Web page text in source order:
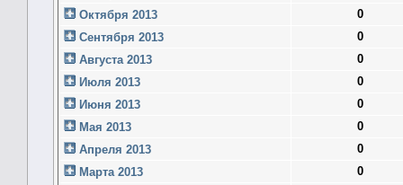
Октября 2013
0
Сентября 2013
0
Августа 2013
0
Июля 2013
0
Июня 2013
0
Мая 2013
0
Апреля 2013
0
Марта 2013
0